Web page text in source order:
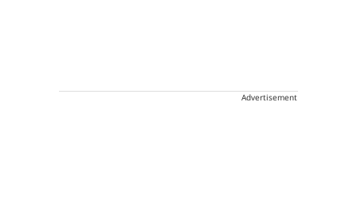
Advertisement